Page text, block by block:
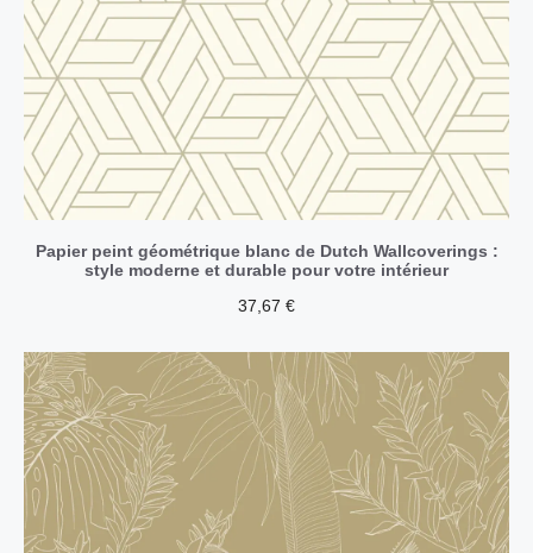
Papier peint géométrique blanc de Dutch Wallcoverings :
style moderne et durable pour votre intérieur
37,67 €